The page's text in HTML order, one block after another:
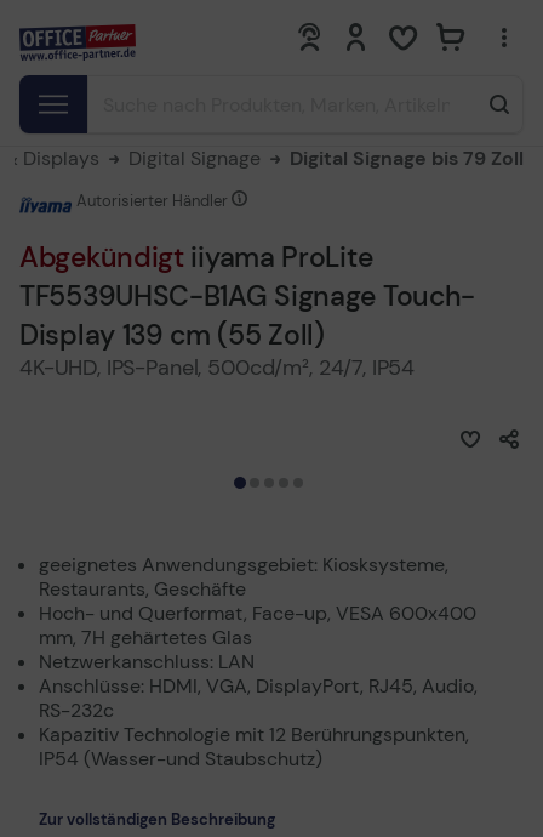
0 0
Displays Digital Signage Digital Signage bis 79 Zoll
Abgekündigtiiyama ProLite
TF5539UHSC-B1AG Signage Touch-
Display 139 cm (55 Zoll)
4K-UHD, IPS-Panel, 500cd/m², 24/7, IP54
Autorisierter Händler
geeignetes Anwendungsgebiet: Kiosksysteme,
Restaurants, Geschäfte
Hoch- und Querformat, Face-up, VESA 600x400
mm, 7H gehärtetes Glas
Netzwerkanschluss: LAN
Anschlüsse: HDMI, VGA, DisplayPort, RJ45, Audio,
RS-232c
Kapazitiv Technologie mit 12 Berührungspunkten,
IP54 (Wasser-und Staubschutz)
Zur vollständigen Beschreibung